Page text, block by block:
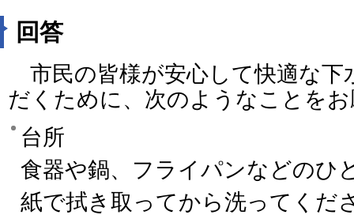
回答
市民の皆様が安心して快適な下
だくために、次のようなことを
台所
食器や鍋、フライパンなどのひ
紙で拭き取ってから洗ってくだ